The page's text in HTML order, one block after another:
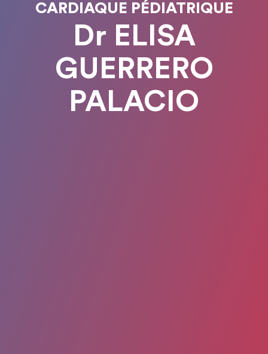
CARDIAQUE PÉDIATRIQUE
Dr ELISA
GUERRERO
PALACIO